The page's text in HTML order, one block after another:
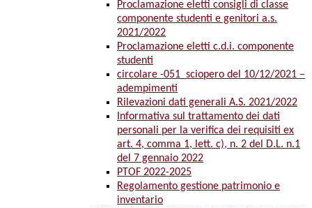
Proclamazione eletti consigli di classe
componente studenti e genitori a.s.
2021/2022
Proclamazione eletti c.d.i. componente
studenti
circolare -051_sciopero del 10/12/2021 –
adempimenti
Rilevazioni dati generali A.S. 2021/2022
Informativa sul trattamento dei dati
personali per la verifica dei requisiti ex
art. 4, comma 1, lett. c), n. 2 del D.L. n.1
del 7 gennaio 2022
PTOF 2022-2025
Regolamento gestione patrimonio e
inventario